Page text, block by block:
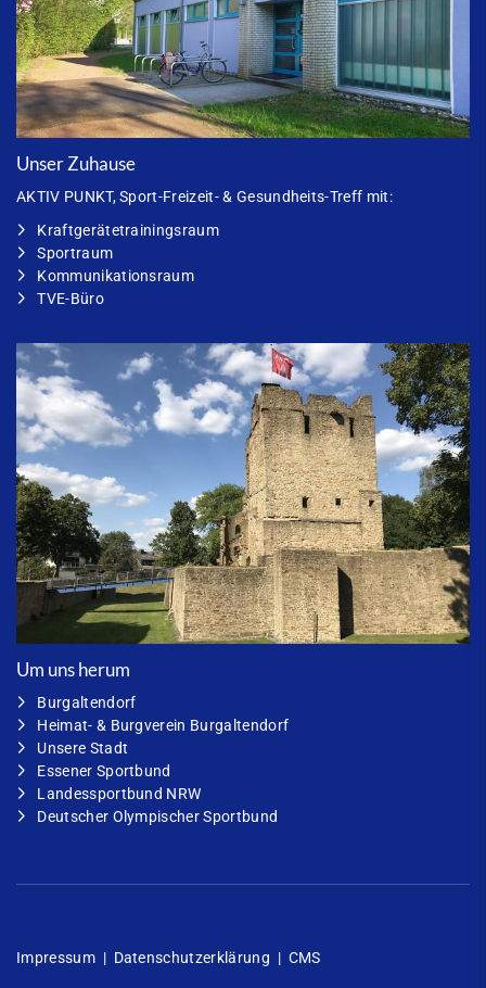
Unser Zuhause
AKTIV PUNKT, Sport-Freizeit- & Gesundheits-Treff mit:
Kraftgerätetrainingsraum
Sportraum
Kommunikationsraum
TVE-Büro
Um uns herum
Burgaltendorf
Heimat- & Burgverein Burgaltendorf
Unsere Stadt
Essener Sportbund
Landessportbund NRW
Deutscher Olympischer Sportbund
Impressum| Datenschutzerklärung | CMS